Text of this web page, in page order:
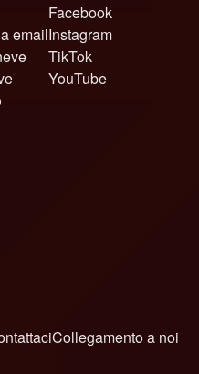
email
Facebook
Instagram
TikTok
YouTube
Collegamento a noi